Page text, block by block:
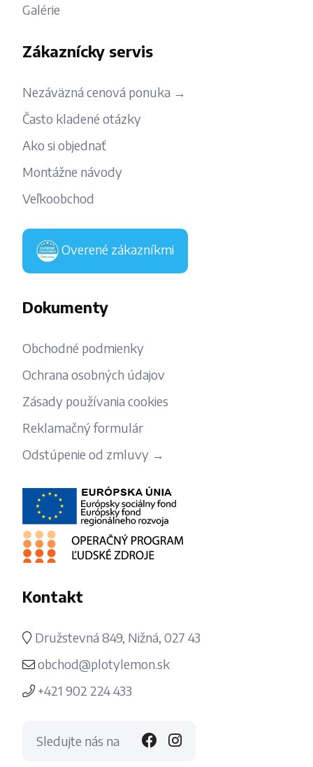
Galérie
Zákaznícky servis
Nezáväzná cenová ponuka →
Často kladené otázky
Ako si objednať
Montážne návody
Veľkoobchod
Overené zákazníkmi
Dokumenty
Obchodné podmienky
Ochrana osobných údajov
Zásady používania cookies
Reklamačný formulár
Odstúpenie od zmluvy →
Kontakt
Družstevná 849, Nižná, 027 43
obchod@plotylemon.sk
+421 902 224 433
Sledujte nás na